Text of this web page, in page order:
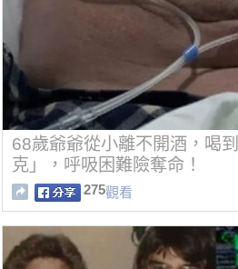
68歲爺爺從小離不開酒，喝
克」，呼吸困難險奪命！
275觀看